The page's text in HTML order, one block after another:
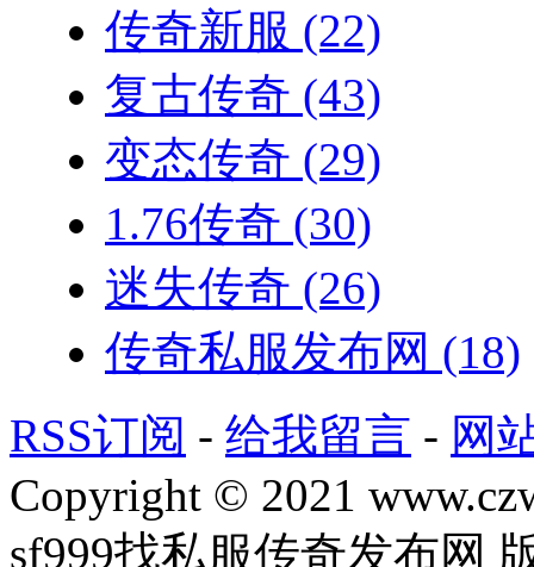
传奇新服 (22)
复古传奇 (43)
变态传奇 (29)
1.76传奇 (30)
迷失传奇 (26)
传奇私服发布网 (18)
RSS订阅 - 给我留言 - 网
Copyright © 2021
sf999找私服传奇发布网